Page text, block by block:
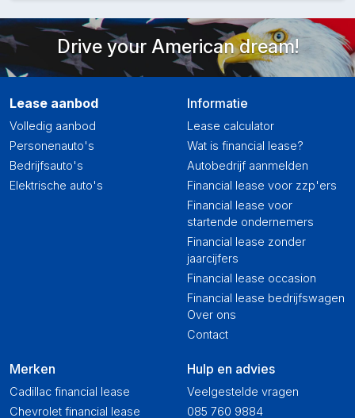
Drive your American dream!
Lease aanbod
Volledig aanbod
Personenauto's
Bedrijfsauto's
Elektrische auto's
Merken
Cadillac financial lease
Chevrolet financial lease
Informatie
Lease calculator
Wat is financial lease?
Autobedrijf aanmelden
Financial lease voor zzp'ers
Financial lease voor
startende ondernemers
Financial lease zonder
jaarcijfers
Financial lease occasion
Financial lease bedrijfswagen
Over ons
Contact
Hulp en advies
Veelgestelde vragen
085 760 9884